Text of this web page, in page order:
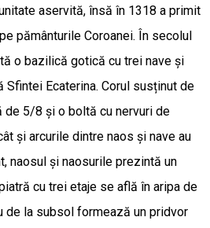
aservită, însă în 1318 a primit
pământurile Coroanei. În secolul
o bazilică gotică cu trei nave și
Sfintei Ecaterina. Corul susținut de
de 5/8 și o boltă cu nervuri de
și arcurile dintre naos și nave au
naosul și naosurile prezintă un
cu trei etaje se află în aripa de
de la subsol formează un pridvor